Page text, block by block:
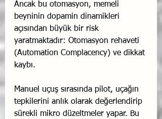
Ancak bu otomasyon, memeli
beyninin dopamin dinamikleri
açısından büyük bir risk
yaratmaktadır: Otomasyon rehaveti
(Automation Complacency) ve dikkat
kaybı.
Manuel uçuş sırasında pilot, uçağın
tepkilerini anlık olarak değerlendirip
sürekli mikro düzeltmeler yapar. Bu